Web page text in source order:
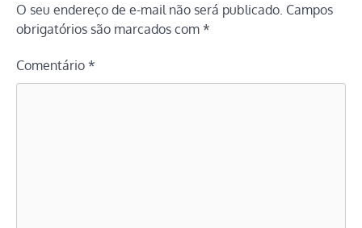
O seu endereço de e-mail não será publicado. Campos
obrigatórios são marcados com *
Comentário *